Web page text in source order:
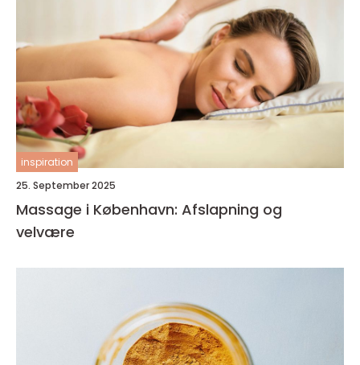
inspiration
25. September 2025
Massage i København: Afslapning og
velvære